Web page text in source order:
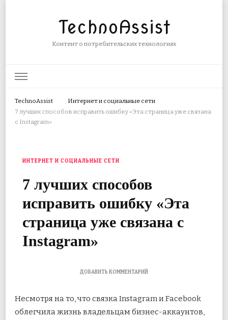
TechnoAssist
Контент о потребительских технологиях
TechnoAssist
Интернет и социальные сети
7 лучших способов исправить ошибку «Эта страница уже связана
с Instagram»
ИНТЕРНЕТ И СОЦИАЛЬНЫЕ СЕТИ
7 лучших способов
исправить ошибку «Эта
страница уже связана с
Instagram»
ДОБАВИТЬ КОММЕНТАРИЙК
ЛУЧШИХ
ИСПРАВИТЬ
Несмотря на то, что связка Instagram и Facebook
облегчила жизнь владельцам бизнес-аккаунтов,